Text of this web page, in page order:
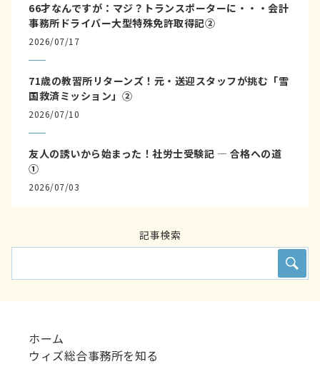
66才なんですが：マジ？トランスポーターに・・・会計
事務所ドライバー大型特殊免許取得記②
2026/07/17
71歳の教習所リターンズ！元・送迎スタッフが挑む「雪
国救済ミッション」②
2026/07/10
友人の誘いから始まった！社労士受験記 ― 合格への道
①
2026/07/03
記事検索
ホーム
ウィズ総合事務所を知る